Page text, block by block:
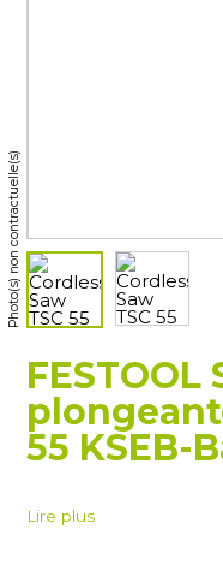
Photo(s) non contractuelle(s)
FESTOOL
55 KSEB-
Lire plus